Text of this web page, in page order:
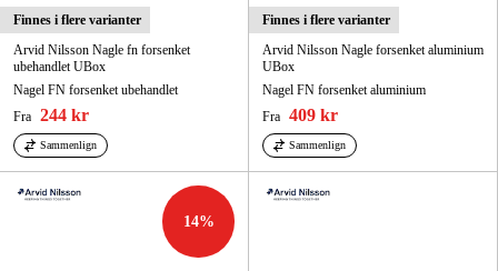
Finnes i flere varianter
Arvid Nilsson Nagle fn forsenket
ubehandlet UBox
Nagel FN forsenket ubehandlet
Fra 244 kr
Sammenlign
Finnes i flere varianter
Arvid Nilsson Nagle forsenket aluminium
UBox
Nagel FN forsenket aluminium
Fra 409 kr
Sammenlign
14%